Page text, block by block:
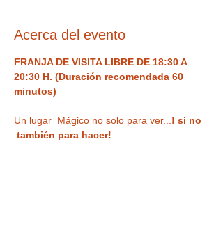
Acerca del evento
FRANJA DE VISITA LIBRE DE 18:30 A
20:30 H. (Duración recomendada 60
minutos)
Un lugar  Mágico no solo para ver... ! si no
también para hacer!